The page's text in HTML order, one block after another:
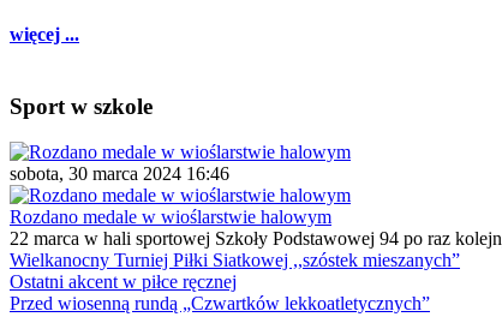
więcej ...
Sport w szkole
sobota, 30 marca 2024 16:46
Rozdano medale w wioślarstwie halowym
22 marca w hali sportowej Szkoły Podstawowej 94 po raz
Wielkanocny Turniej Piłki Siatkowej ,,szóstek mieszanych”
Ostatni akcent w piłce ręcznej
Przed wiosenną rundą „Czwartków lekkoatletycznych”